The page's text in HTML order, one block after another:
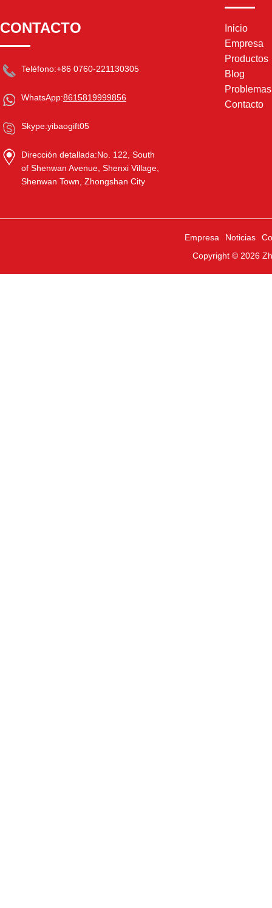
CONTACTO
Teléfono:+86 0760-221130305
WhatsApp:8615819999856
Skype:yibaogift05
Dirección detallada:No. 122, South
of Shenwan Avenue, Shenxi Village,
Shenwan Town, Zhongshan City
Inicio
Empresa
Productos
Blog
Contacto
Empresa Noticias
Copyright © 2026